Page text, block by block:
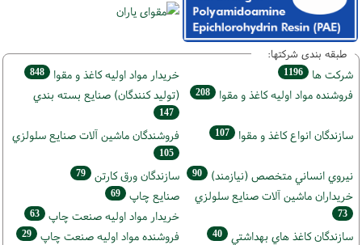
طبقه بندی شرکتها:
شركت ها 1196 خريدار مواد اوليه كاغذ و مقوا 848
فروشنده مواد اوليه كاغذ و مقوا 208 (تولید كنندگان) صنايع بسته بندي
147
سازندگان انواع کاغذ و مقوا 107 فروشندگان ماشين آلات صنايع سلولزي
105
نيروي انساني متخصص (نیازمند) 90 سازندگان ورق كارتن 79
خریداران ماشين آلات صنايع سلولزي
73
صنايع چاپ 69
خريدار مواد اوليه صنعت چاپ 63
سازندگان كاغذ هاي بهداشتي 40 فروشنده مواد اوليه صنعت چاپ 29